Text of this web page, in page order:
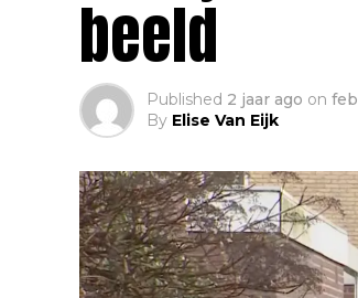
beeld
Published 2 jaar ago on
By Elise Van Eijk